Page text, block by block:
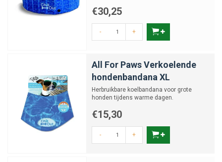
€30,25
- +
All For Paws Verkoelende
hondenbandana XL
Herbruikbare koelbandana voor grote
honden tijdens warme dagen.
€15,30
- +